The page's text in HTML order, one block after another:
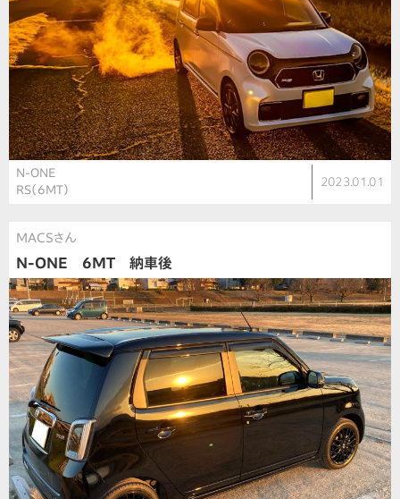
N-ONE
RS（6MT）
2023.01.01
MACSさん
N-ONE 6MT 納車後